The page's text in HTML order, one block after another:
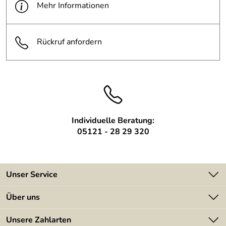
Mehr Informationen
Rückruf anfordern
Individuelle Beratung:
05121 - 28 29 320
Unser Service
Kontakt
Über uns
Angebote
Unsere Zahlarten